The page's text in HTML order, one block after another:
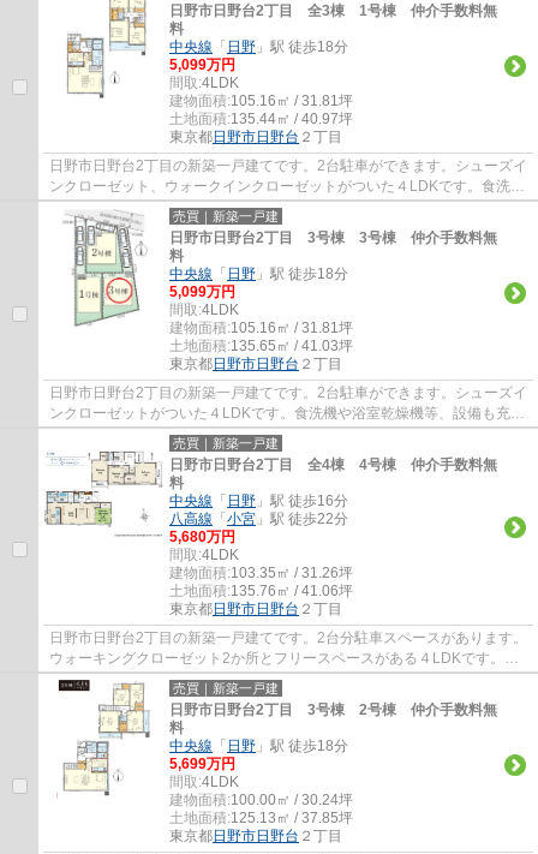
日野市日野台2丁目 全3棟 1号棟 仲介手数料無
料
中央線 「 日野 」駅 徒歩18分
5,099万円
間取:4LDK
建物面積:105.16㎡ / 31.81坪
土地面積:135.44㎡ / 40.97坪
東京都日野市日野台 ２丁目
日野市日野台2丁目の新築一戸建てです。2台駐車ができます。シューズイ
ンクローゼット、ウォークインクローゼットがついた４LDKです。食洗機
や浴室乾燥機等、設備も充実しています。日...
売買｜新築一戸建
日野市日野台2丁目 3号棟 3号棟 仲介手数料無
料
中央線 「 日野 」駅 徒歩18分
5,099万円
間取:4LDK
建物面積:105.16㎡ / 31.81坪
土地面積:135.65㎡ / 41.03坪
東京都日野市日野台 ２丁目
日野市日野台2丁目の新築一戸建てです。2台駐車ができます。シューズイ
ンクローゼットがついた４LDKです。食洗機や浴室乾燥機等、設備も充実
しています。日野市でお住まいをお探しなら...
売買｜新築一戸建
日野市日野台2丁目 全4棟 4号棟 仲介手数料無
料
中央線 「 日野 」駅 徒歩16分
八高線 「 小宮 」駅 徒歩22分
5,680万円
間取:4LDK
建物面積:103.35㎡ / 31.26坪
土地面積:135.76㎡ / 41.06坪
東京都日野市日野台 ２丁目
日野市日野台2丁目の新築一戸建てです。2台分駐車スペースがあります。
ウォーキングクローゼット2か所とフリースペースがある４LDKです。食
洗機や浴室乾燥機等、設備も充実しています...
売買｜新築一戸建
日野市日野台2丁目 3号棟 2号棟 仲介手数料無
料
中央線 「 日野 」駅 徒歩18分
5,699万円
間取:4LDK
建物面積:100.00㎡ / 30.24坪
土地面積:125.13㎡ / 37.85坪
東京都日野市日野台 ２丁目